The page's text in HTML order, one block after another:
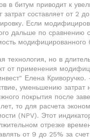
в битум приводит к
затрат составляет от 2
Если
дальше по
технология, но в
от применения
Елена
уменьшению
покрытия после
то для расчета
(NPV). Этот
отрезке
от 9 до 25% за